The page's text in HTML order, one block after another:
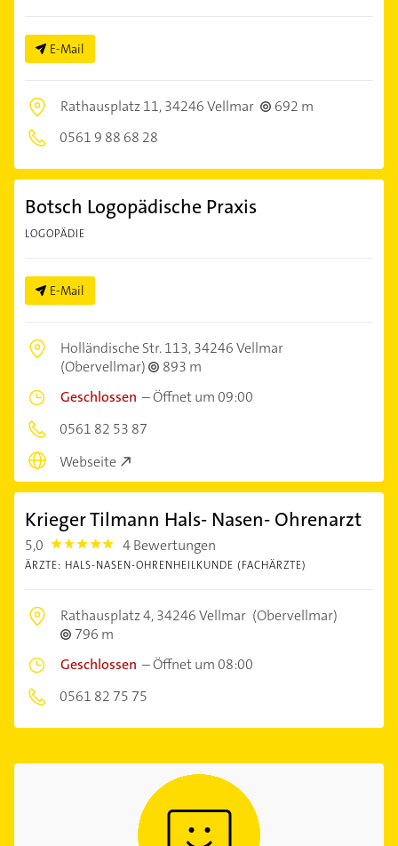
E-Mail
Rathausplatz 11,34246 Vellmar
692 m
0561 9 88 68 28
Botsch Logopädische Praxis
LOGOPÄDIE
E-Mail
Holländische Str. 113,34246 Vellmar
(Obervellmar)
893 m
Geschlossen –Öffnet um 09:00
0561 82 53 87
Webseite
Krieger Tilmann Hals- Nasen- Ohrenarzt
5,0 5.0 4 Bewertungen
ÄRZTE: HALS-NASEN-OHRENHEILKUNDE (FACHÄRZTE)
Rathausplatz 4,34246 Vellmar (Obervellmar)
796 m
Geschlossen –Öffnet um 08:00
0561 82 75 75